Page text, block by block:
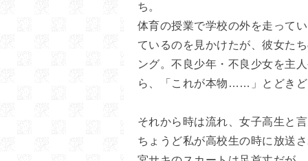
ち。
体育の授業で学校の外を走って
ているのを見かけたが、彼女た
ング。不良少年・不良少女を主
ら、「これが本物……」とどき
それから時は流れ、女子高生と
ちょうど私が高校生の時に放送